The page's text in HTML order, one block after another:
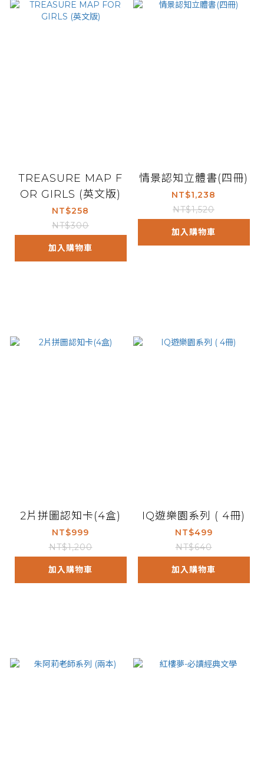
TREASURE MAP F
OR GIRLS (英文版)
NT$258
NT$300
加入購物車
情景認知立體書(四冊)
NT$1,238
NT$1,520
加入購物車
2片拼圖認知卡(4盒)
NT$999
NT$1,200
加入購物車
IQ遊樂園系列 ( 4冊)
NT$499
NT$640
加入購物車